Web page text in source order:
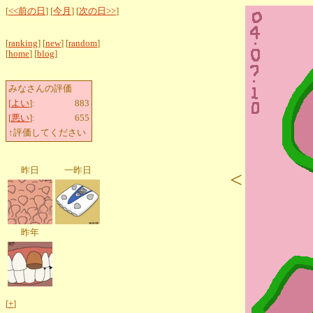
[<<前の日 ] [今月 ] [次の日>>]
[ranking] [new] [random]
[home] [blog]
みなさんの評価
[よい]:
883
[悪い]:
655
↑評価してください
昨日 一昨日
昨年
[+]
<